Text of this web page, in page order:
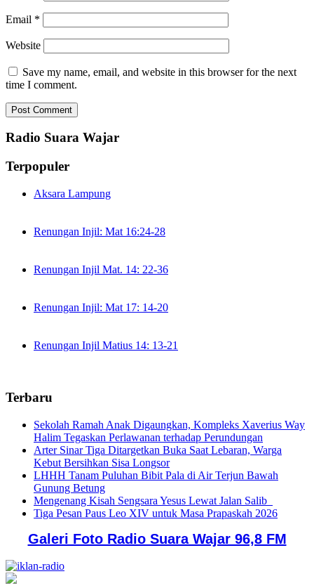
Email *
Website
Save my name, email, and website in this browser for the next
time I comment.
Radio Suara Wajar
Terpopuler
Aksara Lampung
Renungan Injil: Mat 16:24-28
Renungan Injil Mat. 14: 22-36
Renungan Injil: Mat 17: 14-20
Renungan Injil Matius 14: 13-21
Terbaru
Sekolah Ramah Anak Digaungkan, Kompleks Xaverius Way
Halim Tegaskan Perlawanan terhadap Perundungan
Arter Sinar Tiga Ditargetkan Buka Saat Lebaran, Warga
Kebut Bersihkan Sisa Longsor
LHHH Tanam Puluhan Bibit Pala di Air Terjun Bawah
Gunung Betung
Mengenang Kisah Sengsara Yesus Lewat Jalan Salib
Tiga Pesan Paus Leo XIV untuk Masa Prapaskah 2026
Galeri Foto Radio Suara Wajar 96,8 FM